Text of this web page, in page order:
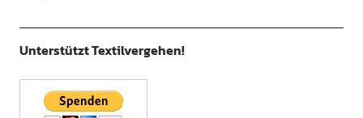
Unterstützt Textilvergehen!